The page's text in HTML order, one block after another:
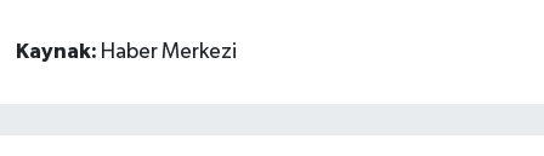
Kaynak: Haber Merkezi